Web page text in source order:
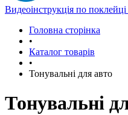
Видеоінструкція по
Головна сторінка
•
Каталог товарів
•
Тонувальні для авто
Тонувальні